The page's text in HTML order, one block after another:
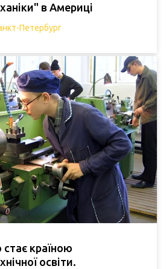
в Америці
Петербург
стає країною
освіти.